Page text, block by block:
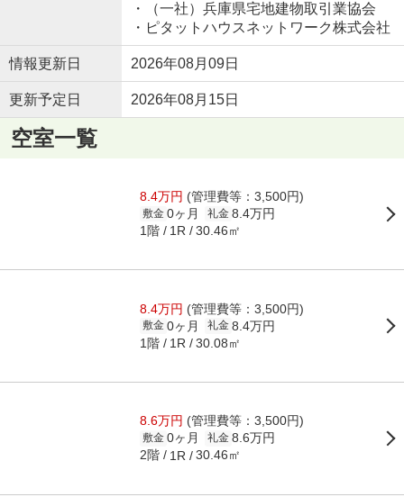
・（一社）兵庫県宅地建物取引業協会
・ピタットハウスネットワーク株式会社
情報更新日 2026年08月09日
更新予定日 2026年08月15日
空室一覧
8.4万円 (管理費等：3,500円)
敷金 0ヶ月 礼金 8.4万円
1階 1R 30.46㎡
8.4万円 (管理費等：3,500円)
敷金 0ヶ月 礼金 8.4万円
1階 1R 30.08㎡
8.6万円 (管理費等：3,500円)
敷金 0ヶ月 礼金 8.6万円
2階 1R 30.46㎡